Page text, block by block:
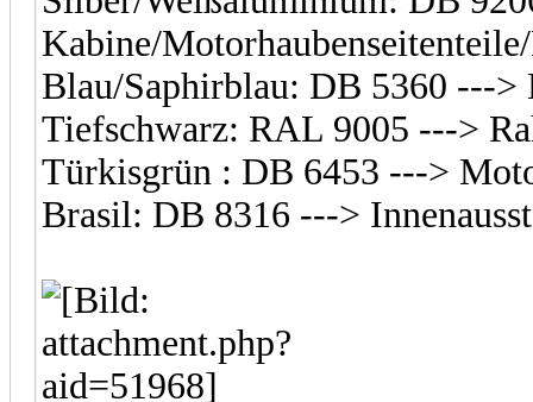
Kabine/
Blau/Saphirblau: DB 5360 ---
Tiefschwarz: RAL 9005 --->
Türkisgrün : DB 6453 --->
Brasil: DB 8316 --->